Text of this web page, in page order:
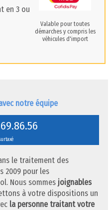
en 3 ou
Valable pour toutes
démarches y compris les
véhicules d'import
notre équipe
le traitement des
2009 pour les
Nous sommes joignables
à votre dispositions un
la personne traitant votre